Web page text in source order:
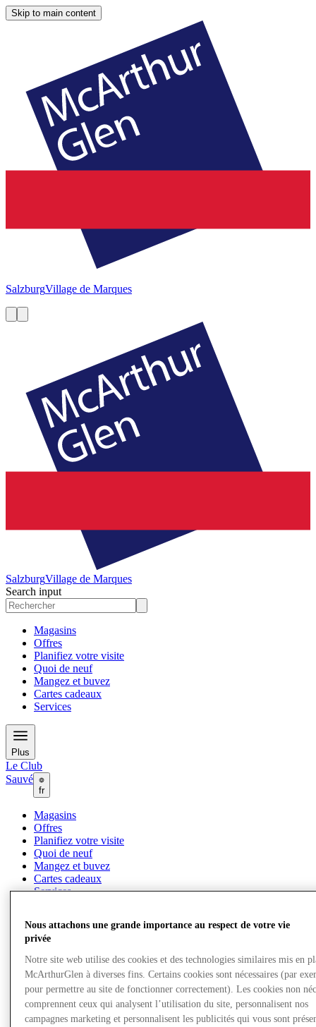
Skip to main content
SalzburgVillage de Marques
SalzburgVillage de Marques
Search input
Magasins
Offres
Planifiez votre visite
Quoi de neuf
Mangez et buvez
Cartes cadeaux
Services
Plus
Le Club
Sauvé
fr
Magasins
Offres
Planifiez votre visite
Quoi de neuf
Mangez et buvez
Cartes cadeaux
Services
Plus
Nous attachons une grande importance au respect de votre vie
privée
Notre site web utilise des cookies et des technologies similaires mis en
McArthurGlen à diverses fins. Certains cookies sont nécessaires (par
pour permettre au site de fonctionner correctement). Les cookies non
comprennent ceux qui analysent l’utilisation du site, personnalisent nos
campagnes marketing et personnalisent les publicités qui vous sont